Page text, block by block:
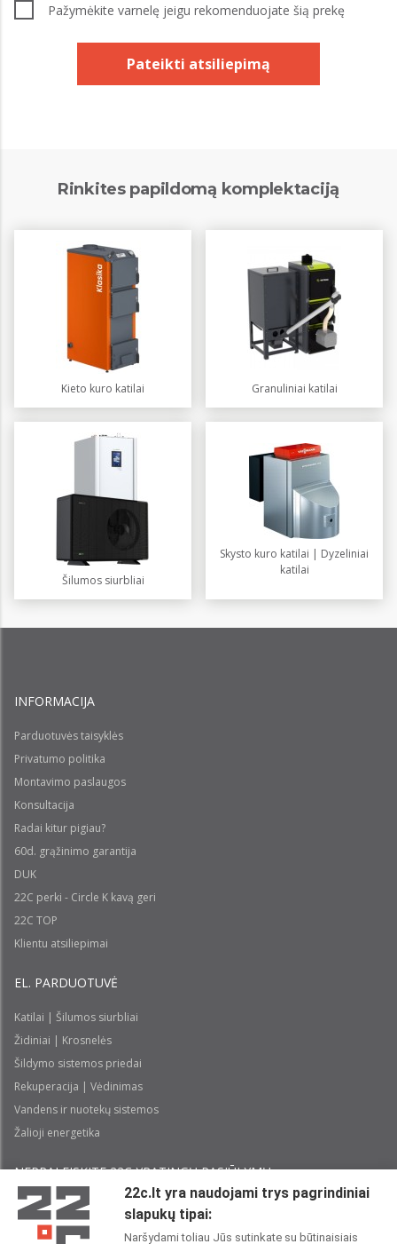
Pažymėkite varnelę jeigu rekomenduojate šią prekę
Pateikti atsiliepimą
Rinkites papildomą komplektaciją
Kieto kuro katilai Granuliniai katilai
Šilumos siurbliai
Skysto kuro katilai | Dyzeliniai
katilai
INFORMACIJA
Parduotuvės taisyklės
Privatumo politika
Montavimo paslaugos
Konsultacija
Radai kitur pigiau?
60d. grąžinimo garantija
DUK
22C perki - Circle K kavą geri
22C TOP
Klientu atsiliepimai
EL. PARDUOTUVĖ
Katilai | Šilumos siurbliai
Židiniai | Krosnelės
Šildymo sistemos priedai
Rekuperacija | Vėdinimas
Vandens ir nuotekų sistemos
Žalioji energetika
NEPRALEISKITE 22С YPATINGŲ PASIŪLYMŲ:
22c.lt yra naudojami trys pagrindiniai
slapukų tipai:
Naršydami toliau Jūs sutinkate su būtinaisiais